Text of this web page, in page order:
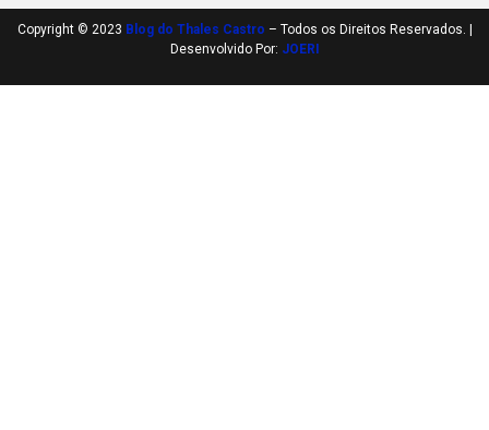
Copyright © 2023 Blog do Thales Castro – Todos os Direitos Reservados. |
Desenvolvido Por: JOERI